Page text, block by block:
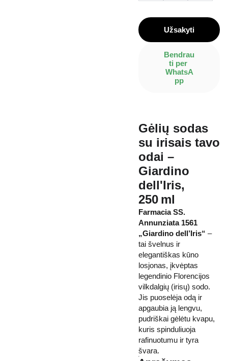
Užsakyti
Bendrau
ti per
WhatsA
pp
Gėlių sodas
su irisais tavo
odai –
Giardino
dell'Iris,
250 ml
Farmacia SS.
Annunziata 1561
„Giardino dell’Iris“ –
tai švelnus ir
elegantiškas kūno
losjonas, įkvėptas
legendinio Florencijos
vilkdalgių (irisų) sodo.
Jis puoselėja odą ir
apgaubia ją lengvu,
pudriškai gėlėtu kvapu,
kuris spinduliuoja
rafinuotumu ir tyra
švara.